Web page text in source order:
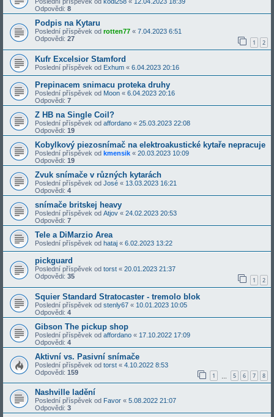
Poslední příspěvek od kodl258 « 12.04.2023 18:39
Odpovědi: 8
Podpis na Kytaru
Poslední příspěvek od rotten77 « 7.04.2023 6:51
Odpovědi: 27 1 2
Kufr Excelsior Stamford
Poslední příspěvek od Exhum « 6.04.2023 20:16
Prepinacem snimacu proteka druhy
Poslední příspěvek od Moon « 6.04.2023 20:16
Odpovědi: 7
Z HB na Single Coil?
Poslední příspěvek od affordano « 25.03.2023 22:08
Odpovědi: 19
Kobylkový piezosnímač na elektroakustické kytaře nepracuje
Poslední příspěvek od kmensik « 20.03.2023 10:09
Odpovědi: 19
Zvuk snímače v různých kytarách
Poslední příspěvek od José « 13.03.2023 16:21
Odpovědi: 4
snímače britskej heavy
Poslední příspěvek od Atjov « 24.02.2023 20:53
Odpovědi: 7
Tele a DiMarzio Area
Poslední příspěvek od hataj « 6.02.2023 13:22
pickguard
Poslední příspěvek od torst « 20.01.2023 21:37
Odpovědi: 35 1 2
Squier Standard Stratocaster - tremolo blok
Poslední příspěvek od stenly67 « 10.01.2023 10:05
Odpovědi: 4
Gibson The pickup shop
Poslední příspěvek od affordano « 17.10.2022 17:09
Odpovědi: 4
Aktivní vs. Pasivní snímače
Poslední příspěvek od torst « 4.10.2022 8:53
Odpovědi: 159 1 5 6 7 8
Nashville ladění
Poslední příspěvek od Favor « 5.08.2022 21:07
Odpovědi: 3